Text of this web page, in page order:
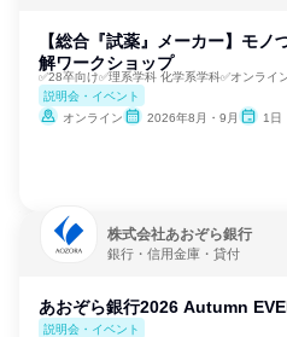
【総合『試薬』メーカー】モノ
解ワークショップ
✅28卒向け✅理系学科 化学系学科✅オンライ
説明会・イベント
オンライン
2026年8月・9月 1日
株式会社あおぞら銀行
銀行・信用金庫・貸付
あおぞら銀行2026 Autumn
説明会・イベント